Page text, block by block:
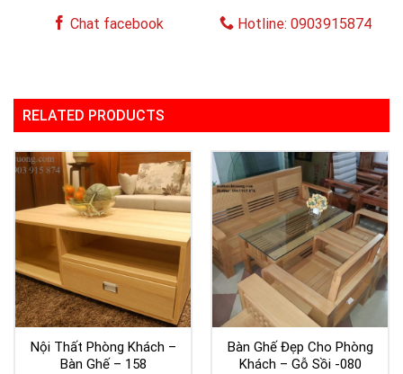
Chat facebook Hotline: 0903915874
RELATED PRODUCTS
Nội Thất Phòng Khách –
Bàn Ghế – 158
Bàn Ghế Đẹp Cho Phòng
Khách – Gỗ Sồi -080